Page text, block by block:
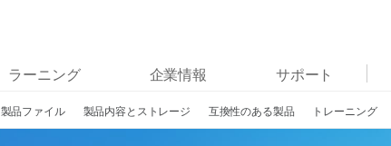
ラーニング 企業情報 サポート
製品ファイル 製品内容とストレージ 互換性のある製品 トレーニング
お気に入りの分野を選択すると、関連性の高い
ツへのリンクが表示されます:
がん研究
臨床オンコロジ